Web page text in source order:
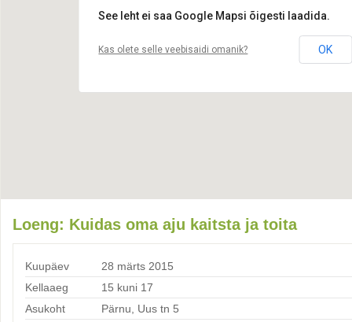
See leht ei saa Google Mapsi õigesti laadida.
Kas olete selle veebisaidi omanik? OK
Loeng: Kuidas oma aju kaitsta ja toita
Kuupäev
28 märts 2015
Kellaaeg
15 kuni 17
Asukoht
Pärnu, Uus tn 5